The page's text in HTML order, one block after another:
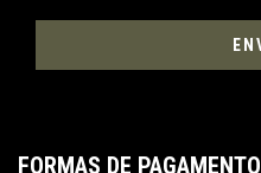
FORMAS DE PAGAMENTO